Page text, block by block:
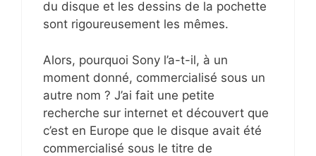
du disque et les dessins de la pochette
sont rigoureusement les mêmes.
Alors, pourquoi Sony l’a-t-il, à un
moment donné, commercialisé sous un
autre nom ? J’ai fait une petite
recherche sur internet et découvert que
c’est en Europe que le disque avait été
commercialisé sous le titre de